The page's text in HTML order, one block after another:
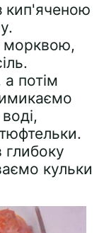
кип'яченою
морквою,
потім
глибоку
кульки